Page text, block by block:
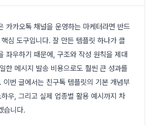
카카오톡 채널을 운영하는 마케터라면 반드
심 도구입니다. 잘 만든 템플릿 하나가 클
좌우하기 때문에, 구조와 작성 원칙을 제대
한 메시지 발송 비용으로도 훨씬 큰 성과를
이번 글에서는 친구톡 템플릿의 기본 개념부
우, 그리고 실제 업종별 활용 예시까지 차
습니다.